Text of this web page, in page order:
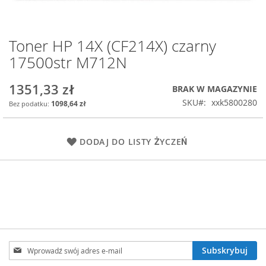
Przejdź
na
początek
Toner HP 14X (CF214X) czarny
17500str M712N
1351,33 zł
1098,64 zł
BRAK W MAGAZYNIE
SKU
xxk5800280
DODAJ DO LISTY ŻYCZEŃ
Subskrybuj
nasz
Subskrybuj